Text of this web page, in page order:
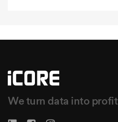
We turn data into profit